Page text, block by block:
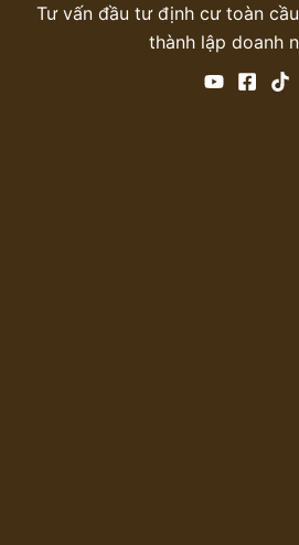
Tư vấn đầu tư định cư toàn
thành lập doanh